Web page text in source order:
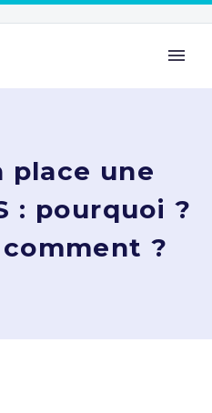
place une
: pourquoi ?
?